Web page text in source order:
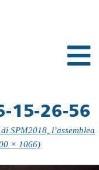
15-26-56
SPM2018, l’assemblea
× 1066)